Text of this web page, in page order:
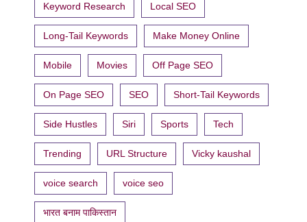
Keyword Research Local SEO
Long-Tail Keywords Make Money Online
Mobile Movies Off Page SEO
On Page SEO SEO Short-Tail Keywords
Side Hustles Siri Sports Tech
Trending URL Structure Vicky kaushal
voice search voice seo
भारत बनाम पाकिस्तान